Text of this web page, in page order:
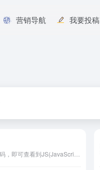
营销导航 我要投稿